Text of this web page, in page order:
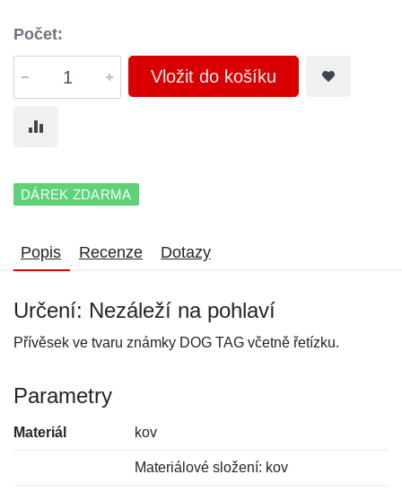
Počet:
Vložit do košíku
DÁREK ZDARMA
Popis Recenze Dotazy
Určení: Nezáleží na pohlaví
Přívěsek ve tvaru známky DOG TAG včetně řetízku.
Parametry
Materiál kov
Materiálové složení: kov